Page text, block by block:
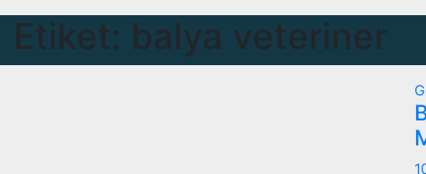
Etiket: balya veteriner